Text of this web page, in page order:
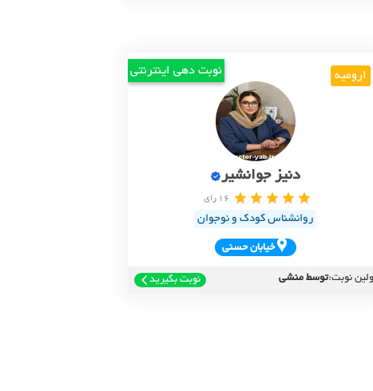
ارومیه نوبت دهی اینترنتی
دنیز جوانشیر
16 رای
روانشناس کودک و نوجوان
خيابان حسني
نوبت:توسط منشی نوبت بگیرید